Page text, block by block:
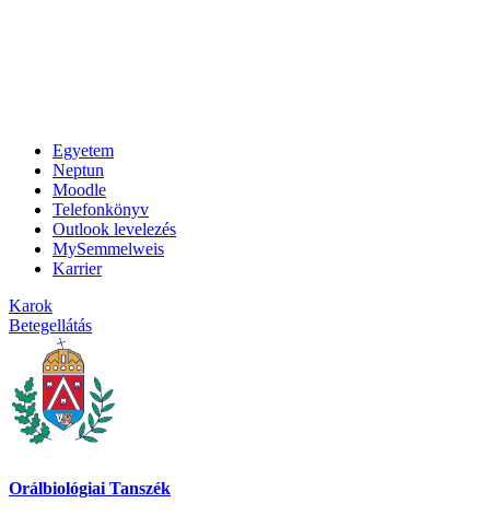
Egyetem
Neptun
Moodle
Telefonkönyv
Outlook levelezés
MySemmelweis
Karrier
Karok
Betegellátás
Orálbiológiai Tanszék